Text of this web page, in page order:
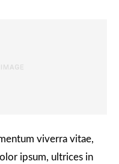
viverra vitae,
ipsum, ultrices in